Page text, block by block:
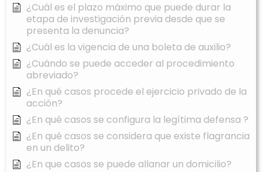
¿Cuál es el plazo máximo que puede durar la
etapa de investigación previa desde que se
presenta la denuncia?
¿Cuál es la vigencia de una boleta de auxilio?
¿Cuándo se puede acceder al procedimiento
abreviado?
¿En qué casos procede el ejercicio privado de la
acción?
¿En qué casos se configura la legítima defensa ?
¿En qué casos se considera que existe flagrancia
en un delito?
¿En que casos se puede allanar un domicilio?